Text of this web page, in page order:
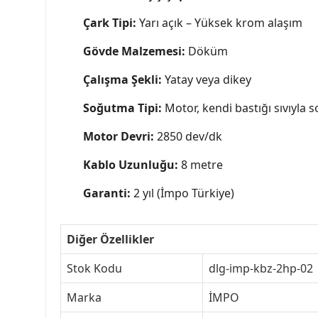
Çark Tipi: Yarı açık – Yüksek krom alaşım
Gövde Malzemesi: Döküm
Çalışma Şekli: Yatay veya dikey
Soğutma Tipi: Motor, kendi bastığı sıvıyla
Motor Devri: 2850 dev/dk
Kablo Uzunluğu: 8 metre
Garanti: 2 yıl (İmpo Türkiye)
Diğer Özellikler
Stok Kodu
dlg-imp-kbz-2hp-02
Marka
İMPO